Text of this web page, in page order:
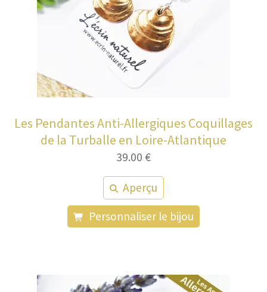
Les Pendantes Anti-Allergiques Coquillages
de la Turballe en Loire-Atlantique
39.00 €
Aperçu
Personnaliser le bijou